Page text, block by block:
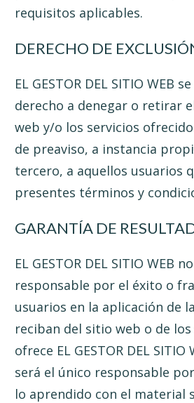
requisitos aplicables.
DERECHO DE
EL GESTOR DEL SITIO WEB
derecho a denegar o retirar
web y/o los servicios
de preaviso, a instancia
tercero, a aquellos usuarios
presentes términos y
GARANTÍA DE
EL GESTOR DEL SITIO WEB
responsable por el éxito o
usuarios en la aplicación de
reciban del sitio web o de
ofrece EL GESTOR DEL SITIO
será el único responsable
lo aprendido con el material